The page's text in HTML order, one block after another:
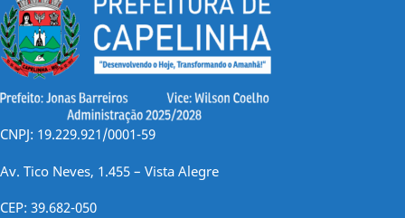
CNPJ: 19.229.921/0001-59
Av. Tico Neves, 1.455 – Vista Alegre
CEP: 39.682-050